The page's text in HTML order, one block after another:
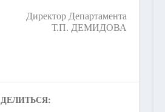
Директор Департамента
Т.П. ДЕМИДОВА
ДЕЛИТЬСЯ: